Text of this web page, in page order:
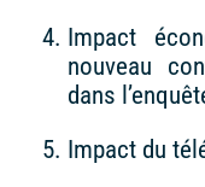
Impact
nouveau
dans
Impact du